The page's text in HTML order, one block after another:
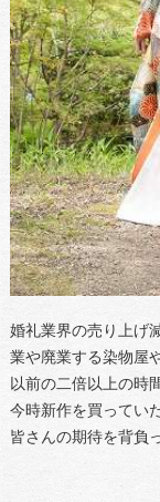
婚礼業界の売り上げ
業や廃業する染物屋
以前の二倍以上の時
今時新作を買ってい
皆さんの期待を背負